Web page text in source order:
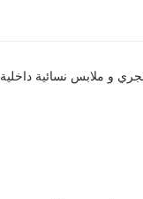
و ملابس نسائية داخلية